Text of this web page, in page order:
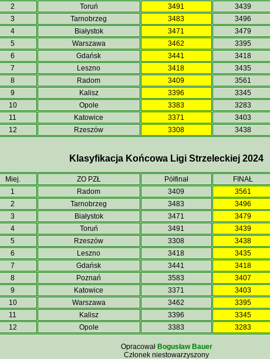
2
Toruń 3491 3439
3
Tarnobrzeg 3483 3496
4
Białystok 3471 3479
5
Warszawa 3462 3395
6
Gdańsk 3441 3418
7
Leszno 3418 3435
8
Radom 3409 3561
9
Kalisz 3396 3345
10
Opole 3383 3283
11
Katowice 3371 3403
12
Rzeszów 3308 3438
Klasyfikacja Końcowa Ligi Strzeleckiej 2024
Miej. ZO PZŁ Półfinał FINAŁ
1
Radom 3409 3561
2
Tarnobrzeg 3483 3496
3
Białystok 3471 3479
4
Toruń 3491 3439
5
Rzeszów 3308 3438
6
Leszno 3418 3435
7
Gdańsk 3441 3418
8
Poznań 3583 3407
9
Katowice 3371 3403
10
Warszawa 3462 3395
11
Kalisz 3396 3345
12
Opole 3383 3283
Opracował Bogusław Bauer
Członek niestowarzyszony